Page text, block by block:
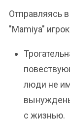
Отправляясь
"Mamiya"
люди не
с жизнью.